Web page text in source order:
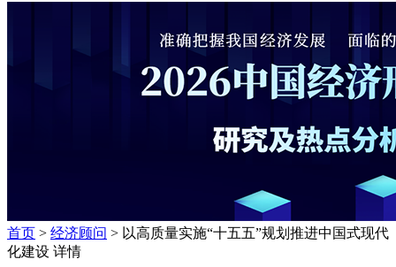
首页 > 经济顾问 > 以高质量实施“十五五”规划推进中国式现代
化建设 详情